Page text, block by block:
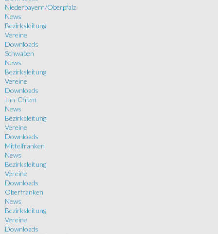
Niederbayern/Oberpfalz
News
Bezirksleitung
Vereine
Downloads
Schwaben
News
Bezirksleitung
Vereine
Downloads
Inn-Chiem
News
Bezirksleitung
Vereine
Downloads
Mittelfranken
News
Bezirksleitung
Vereine
Downloads
Oberfranken
News
Bezirksleitung
Vereine
Downloads